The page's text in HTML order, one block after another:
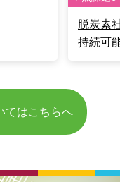
脱炭素
持続可
てはこちらへ